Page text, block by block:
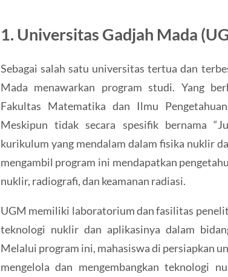
1. Universitas Gadjah Mada
Sebagai salah satu universitas tertua dan
Mada menawarkan program studi. Yang
Fakultas Matematika dan Ilmu
Meskipun tidak secara spesifik bernama
kurikulum yang mendalam dalam fisika nuklir
mengambil program ini mendapatkan
nuklir, radiografi, dan keamanan radiasi.
UGM memiliki laboratorium dan fasilitas
teknologi nuklir dan aplikasinya dalam
Melalui program ini, mahasiswa di persiapkan
mengelola dan mengembangkan teknologi